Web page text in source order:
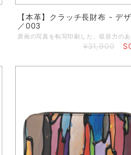
【本革】クラッチ長財布 - デ
／003
¥31,900